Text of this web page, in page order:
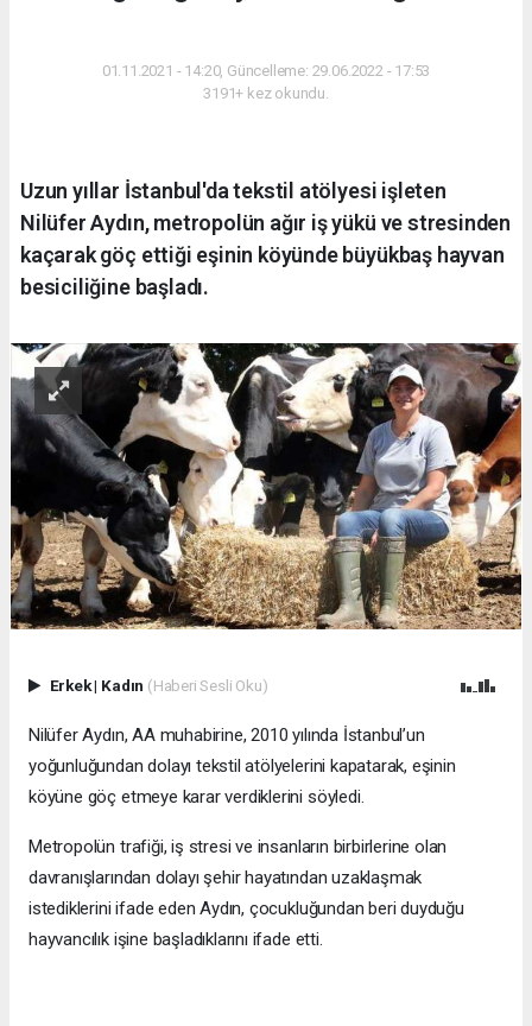
01.11.2021 - 14:20, Güncelleme: 29.06.2022 - 17:53
3191+ kez okundu.
Uzun yıllar İstanbul'da tekstil atölyesi işleten
Nilüfer Aydın, metropolün ağır iş yükü ve stresinden
kaçarak göç ettiği eşinin köyünde büyükbaş hayvan
besiciliğine başladı.
Erkek| Kadın (Haberi Sesli Oku)
Nilüfer Aydın, AA muhabirine, 2010 yılında İstanbul’un
yoğunluğundan dolayı tekstil atölyelerini kapatarak, eşinin
köyüne göç etmeye karar verdiklerini söyledi.
Metropolün trafiği, iş stresi ve insanların birbirlerine olan
davranışlarından dolayı şehir hayatından uzaklaşmak
istediklerini ifade eden Aydın, çocukluğundan beri duyduğu
hayvancılık işine başladıklarını ifade etti.